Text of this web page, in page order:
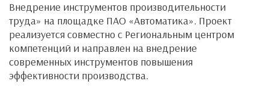
Внедрение инструментов производительности
труда» на площадке ПАО «Автоматика». Проект
реализуется совместно с Региональным центром
компетенций и направлен на внедрение
современных инструментов повышения
эффективности производства.